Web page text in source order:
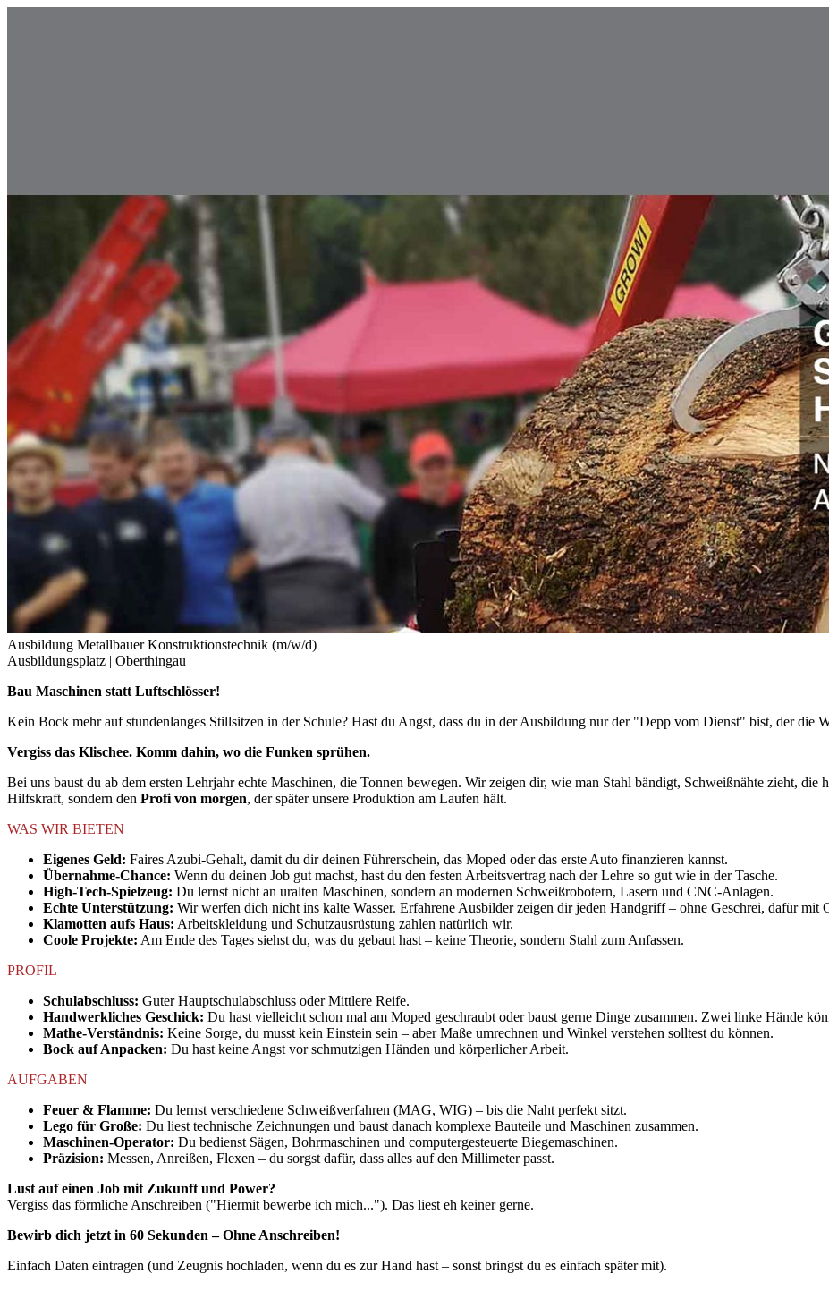
Ausbildung Metallbauer Konstruktionstechnik (m/w/d)
Ausbildungsplatz | Oberthingau
Bau Maschinen statt Luftschlösser!
Kein Bock mehr auf stundenlanges Stillsitzen in der Schule? Hast du Angst, dass du in der Ausbildung nur der "Depp vom Dienst" bist, der die
Vergiss das Klischee. Komm dahin, wo die Funken sprühen.
Bei uns baust du ab dem ersten Lehrjahr echte Maschinen, die Tonnen bewegen. Wir zeigen dir, wie man Stahl bändigt, Schweißnähte zieht,
Hilfskraft, sondern den Profi von morgen, der später unsere Produktion am Laufen hält.
WAS WIR BIETEN
Eigenes Geld: Faires Azubi-Gehalt, damit du dir deinen Führerschein, das Moped oder das erste Auto finanzieren kannst.
Übernahme-Chance: Wenn du deinen Job gut machst, hast du den festen Arbeitsvertrag nach der Lehre so gut wie in der Tasche.
High-Tech-Spielzeug: Du lernst nicht an uralten Maschinen, sondern an modernen Schweißrobotern, Lasern und CNC-Anlagen.
Echte Unterstützung: Wir werfen dich nicht ins kalte Wasser. Erfahrene Ausbilder zeigen dir jeden Handgriff – ohne Geschrei, dafür mit
Klamotten aufs Haus: Arbeitskleidung und Schutzausrüstung zahlen natürlich wir.
Coole Projekte: Am Ende des Tages siehst du, was du gebaut hast – keine Theorie, sondern Stahl zum Anfassen.
PROFIL
Schulabschluss: Guter Hauptschulabschluss oder Mittlere Reife.
Handwerkliches Geschick: Du hast vielleicht schon mal am Moped geschraubt oder baust gerne Dinge zusammen. Zwei linke Hände
Mathe-Verständnis: Keine Sorge, du musst kein Einstein sein – aber Maße umrechnen und Winkel verstehen solltest du können.
Bock auf Anpacken: Du hast keine Angst vor schmutzigen Händen und körperlicher Arbeit.
AUFGABEN
Feuer & Flamme: Du lernst verschiedene Schweißverfahren (MAG, WIG) – bis die Naht perfekt sitzt.
Lego für Große: Du liest technische Zeichnungen und baust danach komplexe Bauteile und Maschinen zusammen.
Maschinen-Operator: Du bedienst Sägen, Bohrmaschinen und computergesteuerte Biegemaschinen.
Präzision: Messen, Anreißen, Flexen – du sorgst dafür, dass alles auf den Millimeter passt.
Lust auf einen Job mit Zukunft und Power?
Vergiss das förmliche Anschreiben ("Hiermit bewerbe ich mich..."). Das liest eh keiner gerne.
Bewirb dich jetzt in 60 Sekunden – Ohne Anschreiben!
Einfach Daten eintragen (und Zeugnis hochladen, wenn du es zur Hand hast – sonst bringst du es einfach später mit).